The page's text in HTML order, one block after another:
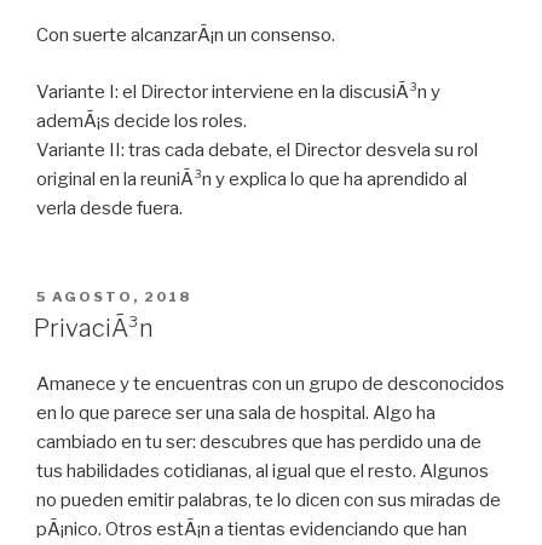
Con suerte alcanzarÃ¡n un consenso.
Variante I: el Director interviene en la discusiÃ³n y
ademÃ¡s decide los roles.
Variante II: tras cada debate, el Director desvela su rol
original en la reuniÃ³n y explica lo que ha aprendido al
verla desde fuera.
PUBLICADO
EN
5 AGOSTO, 2018
PrivaciÃ³n
Amanece y te encuentras con un grupo de desconocidos
en lo que parece ser una sala de hospital. Algo ha
cambiado en tu ser: descubres que has perdido una de
tus habilidades cotidianas, al igual que el resto. Algunos
no pueden emitir palabras, te lo dicen con sus miradas de
pÃ¡nico. Otros estÃ¡n a tientas evidenciando que han